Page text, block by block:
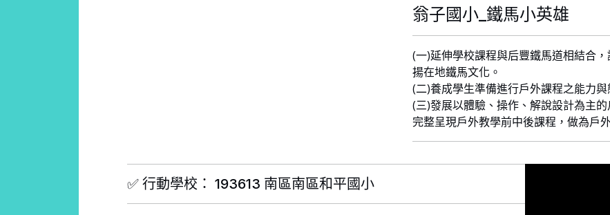
翁子國小_鐵馬小英雄
(一)延伸學校課程與后豐鐵馬道相結合
揚在地鐵馬文化。
(二)養成學生準備進行戶外課程之能力與
(三)發展以體驗、操作、解說設計為主的
完整呈現戶外教學前中後課程，做為戶
✅ 行動學校： 193613 南區南區和平國小